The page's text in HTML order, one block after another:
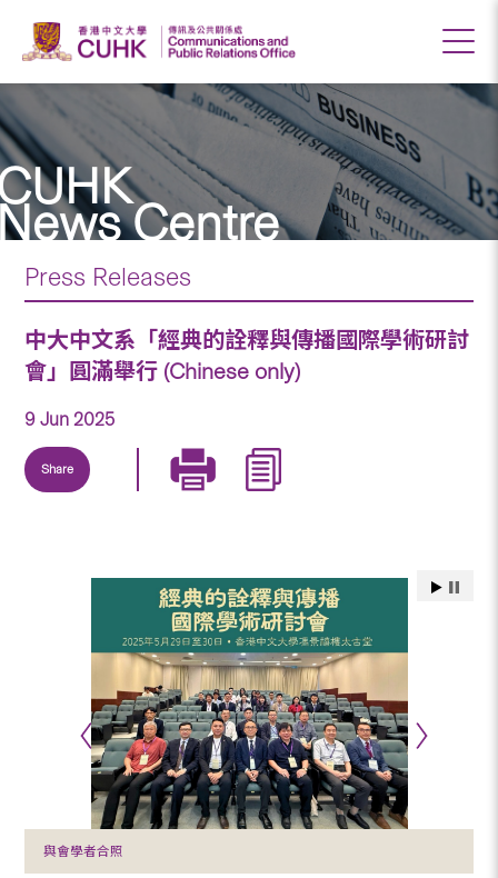
Centre
Press Releases
中大中文系「經典的詮釋與傳播國際學術研討
會」圓滿舉行 (Chinese only)
9 Jun 2025
Share
與會學者合照